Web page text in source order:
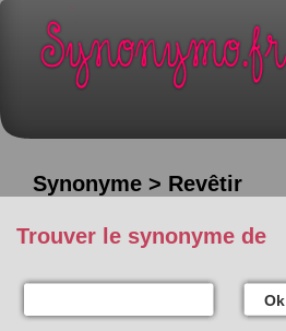
Synonyme > Revêtir
Trouver le synonyme de
Ok